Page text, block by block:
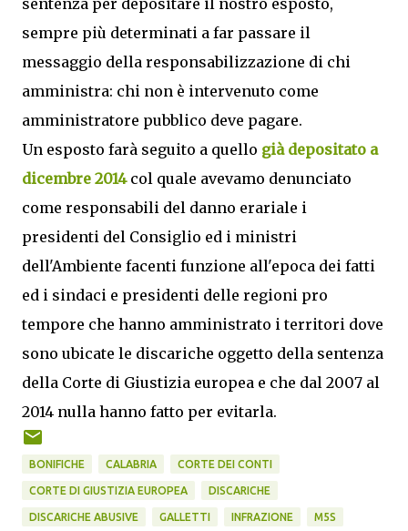
sentenza per depositare il nostro esposto,
sempre più determinati a far passare il
messaggio della responsabilizzazione di chi
amministra: chi non è intervenuto come
amministratore pubblico deve pagare.
Un esposto farà seguito a quello già depositato a
dicembre 2014col quale avevamo denunciato
come responsabili del danno erariale i
presidenti del Consiglio ed i ministri
dell'Ambiente facenti funzione all'epoca dei fatti
ed i sindaci e presidenti delle regioni pro
tempore che hanno amministrato i territori dove
sono ubicate le discariche oggetto della sentenza
della Corte di Giustizia europea e che dal 2007 al
2014 nulla hanno fatto per evitarla.
BONIFICHE CALABRIA CORTE DEI CONTI
CORTE DI GIUSTIZIA EUROPEA DISCARICHE
DISCARICHE ABUSIVE GALLETTI INFRAZIONE M5S